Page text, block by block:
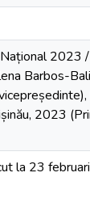
Barbos-
2023
la 23